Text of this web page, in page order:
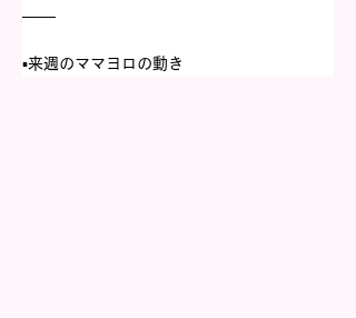
───
▪️来週のママヨロの動き